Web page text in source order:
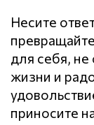
Несите
для себя,
жизни и
приносите